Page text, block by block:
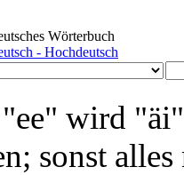
Wörterbuch
- Hochdeutsch
"ee" wird
sonst